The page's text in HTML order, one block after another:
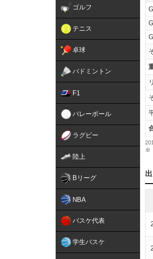
ゴルフ
テニス
卓球
バドミントン
F1
バレーボール
ラグビー
陸上
Bリーグ
NBA
バスケ代表
学生バスケ
GI
※